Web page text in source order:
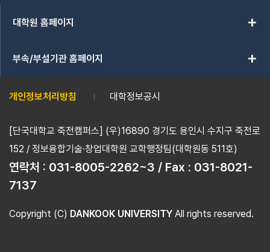
대학원 홈페이지 add
부속/부설기관 홈페이지 add
개인정보처리방침 대학정보공시
[단국대학교 죽전캠퍼스] (우)16890 경기도 용인시 수지구 죽전로
152 / 정보융합기술·창업대학원 교학행정팀(대학원동 511호)
연락처 : 031-8005-2262~3 / Fax : 031-8021-
7137
Copyright (C) DANKOOK UNIVERSITY All rights reserved.